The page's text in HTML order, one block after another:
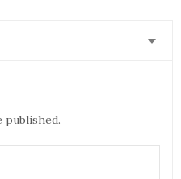
de son travail, ne peut pas
ai juste offert un magnifique
qui porte quand on sort
published.